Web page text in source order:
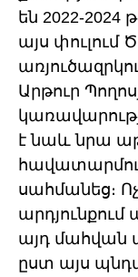
են 2022-
այս փուլում
Արթուր
է նաև նրա
սահմանեց։
այդ մահվան
ըստ այս